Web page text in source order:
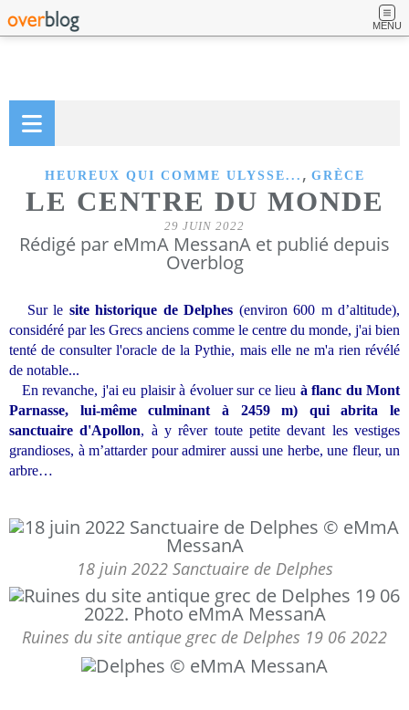
MENU
HEUREUX QUI COMME ULYSSE... , GRÈCE
LE CENTRE DU MONDE
29 JUIN 2022
Rédigé par eMmA MessanA et publié depuis
Overblog
Sur le site historique de Delphes (environ 600 md’altitude),
considéré par les Grecs anciens comme le centre du monde, j'ai bien
tenté de consulter l'oracle de la Pythie, mais elle ne m'a rien révélé
de notable...
En revanche, j'ai eu plaisir à évoluer sur ce lieu à flanc du Mont
Parnasse, lui-même culminant à 2459 m) qui abrita le
sanctuaire d'Apollon, à y rêver toute petite devant les vestiges
grandioses, à m’attarder pour admirer aussi une herbe, une fleur, un
arbre…
18 juin 2022 Sanctuaire de Delphes
Ruines du site antique grec de Delphes 19 06 2022